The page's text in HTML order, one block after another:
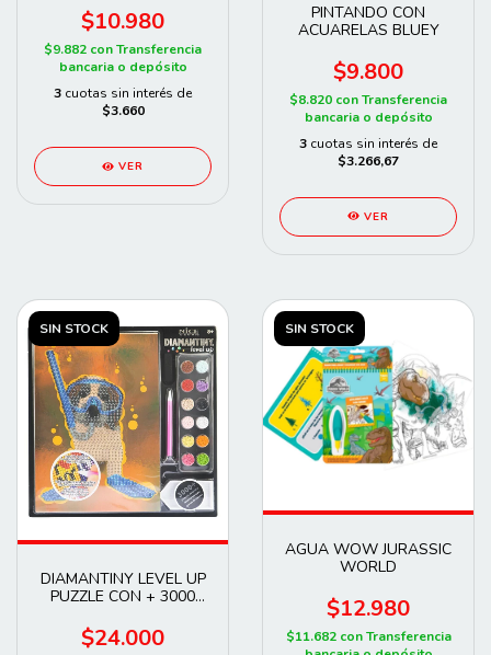
$10.980
$9.882 conTransferencia
bancaria o depósito
3 cuotas sin interés de
$3.660
VER
PINTANDO CON
ACUARELAS BLUEY
$9.800
$8.820 conTransferencia
bancaria o depósito
3 cuotas sin interés de
$3.266,67
VER
SIN STOCK
DIAMANTINY LEVEL UP
PUZZLE CON + 3000
$24.000
SIN STOCK
AGUA WOW JURASSIC
WORLD
$12.980
$11.682 con Transferencia